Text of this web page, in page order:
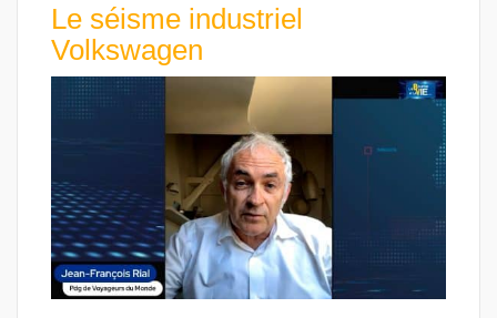
Le séisme industriel
Volkswagen